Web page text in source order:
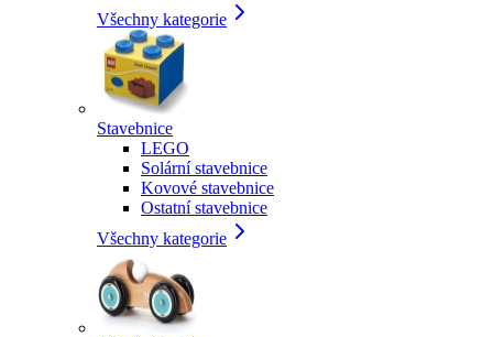
Všechny kategorie
Stavebnice
LEGO
Solární stavebnice
Kovové stavebnice
Ostatní stavebnice
Všechny kategorie